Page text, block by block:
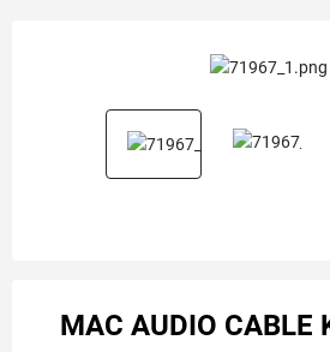
MAC AUDIO CABLE